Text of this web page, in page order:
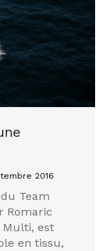
2016
Team
Romaric
Multi, est
en tissu,